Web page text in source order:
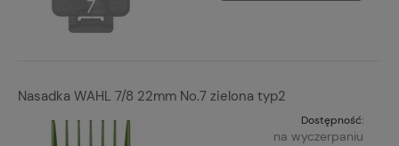
Nasadka WAHL 7/8 22mm No.7 zielona typ2
Dostępność:
na wyczerpaniu